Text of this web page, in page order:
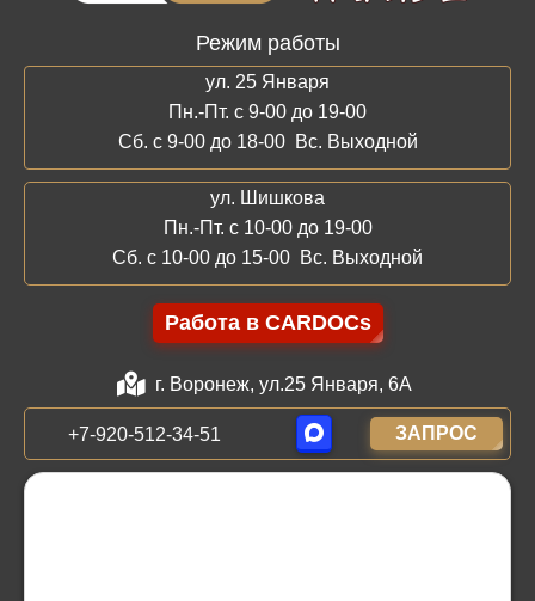
Режим работы
ул. 25 Января
Пн.-Пт. с 9-00 до 19-00
Сб. с 9-00 до 18-00 Вс. Выходной
ул. Шишкова
Пн.-Пт. с 10-00 до 19-00
Сб. с 10-00 до 15-00 Вс. Выходной
Работа в CARDOCs
г. Воронеж, ул.25 Января, 6А
+7-920-512-34-51 ЗАПРОС